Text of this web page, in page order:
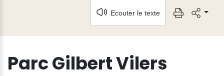
Ecouter le texte
Parc Gilbert Vilers